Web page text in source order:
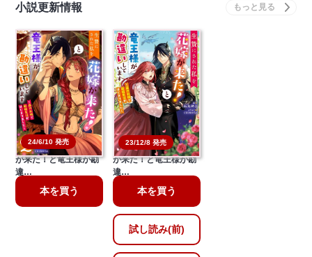
小説更新情報
24/6/10 発売
生贄にされた私を花嫁
が来た！と竜王様が勘
違…
本を買う
23/12/8 発売
生贄にされた私を花嫁
が来た！と竜王様が勘
違…
本を買う
試し読み(前)